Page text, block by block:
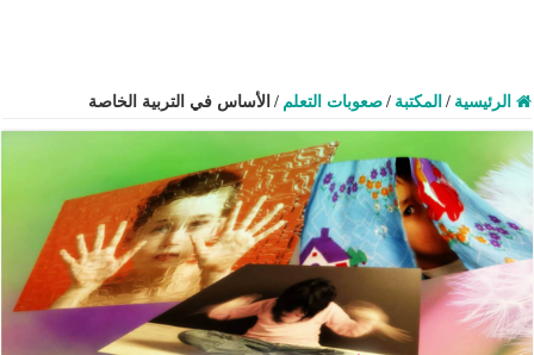
الرئيسية / المكتبة / صعوبات التعلم / الأساس في التربية الخاصة